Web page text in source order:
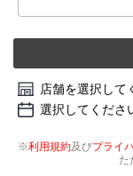
店舗を選択して
選択してくださ
※利用規約及びプライ
た